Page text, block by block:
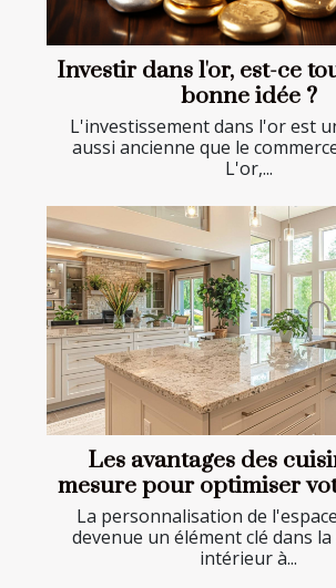
Investir dans l'or, est-ce
bonne idée ?
L'investissement dans l'or est
aussi ancienne que le
L'or,...
Les avantages des
mesure pour optimiser
La personnalisation de
devenue un élément clé dans
intérieur à...